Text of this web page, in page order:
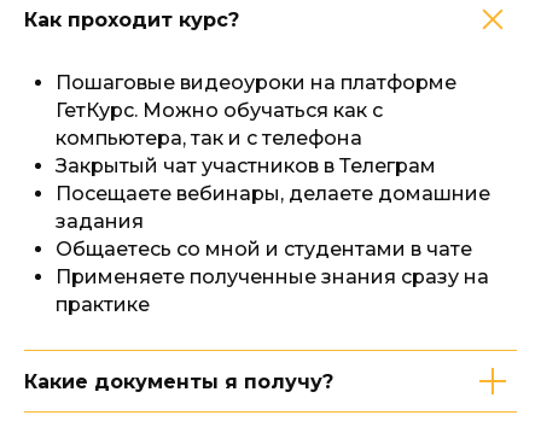
Как проходит курс?
Пошаговые видеоуроки на платформе
ГетКурс. Можно обучаться как с
компьютера, так и с телефона
Закрытый чат участников в Телеграм
Посещаете вебинары, делаете домашние
задания
Общаетесь со мной и студентами в чате
Применяете полученные знания сразу на
практике
Какие документы я получу?